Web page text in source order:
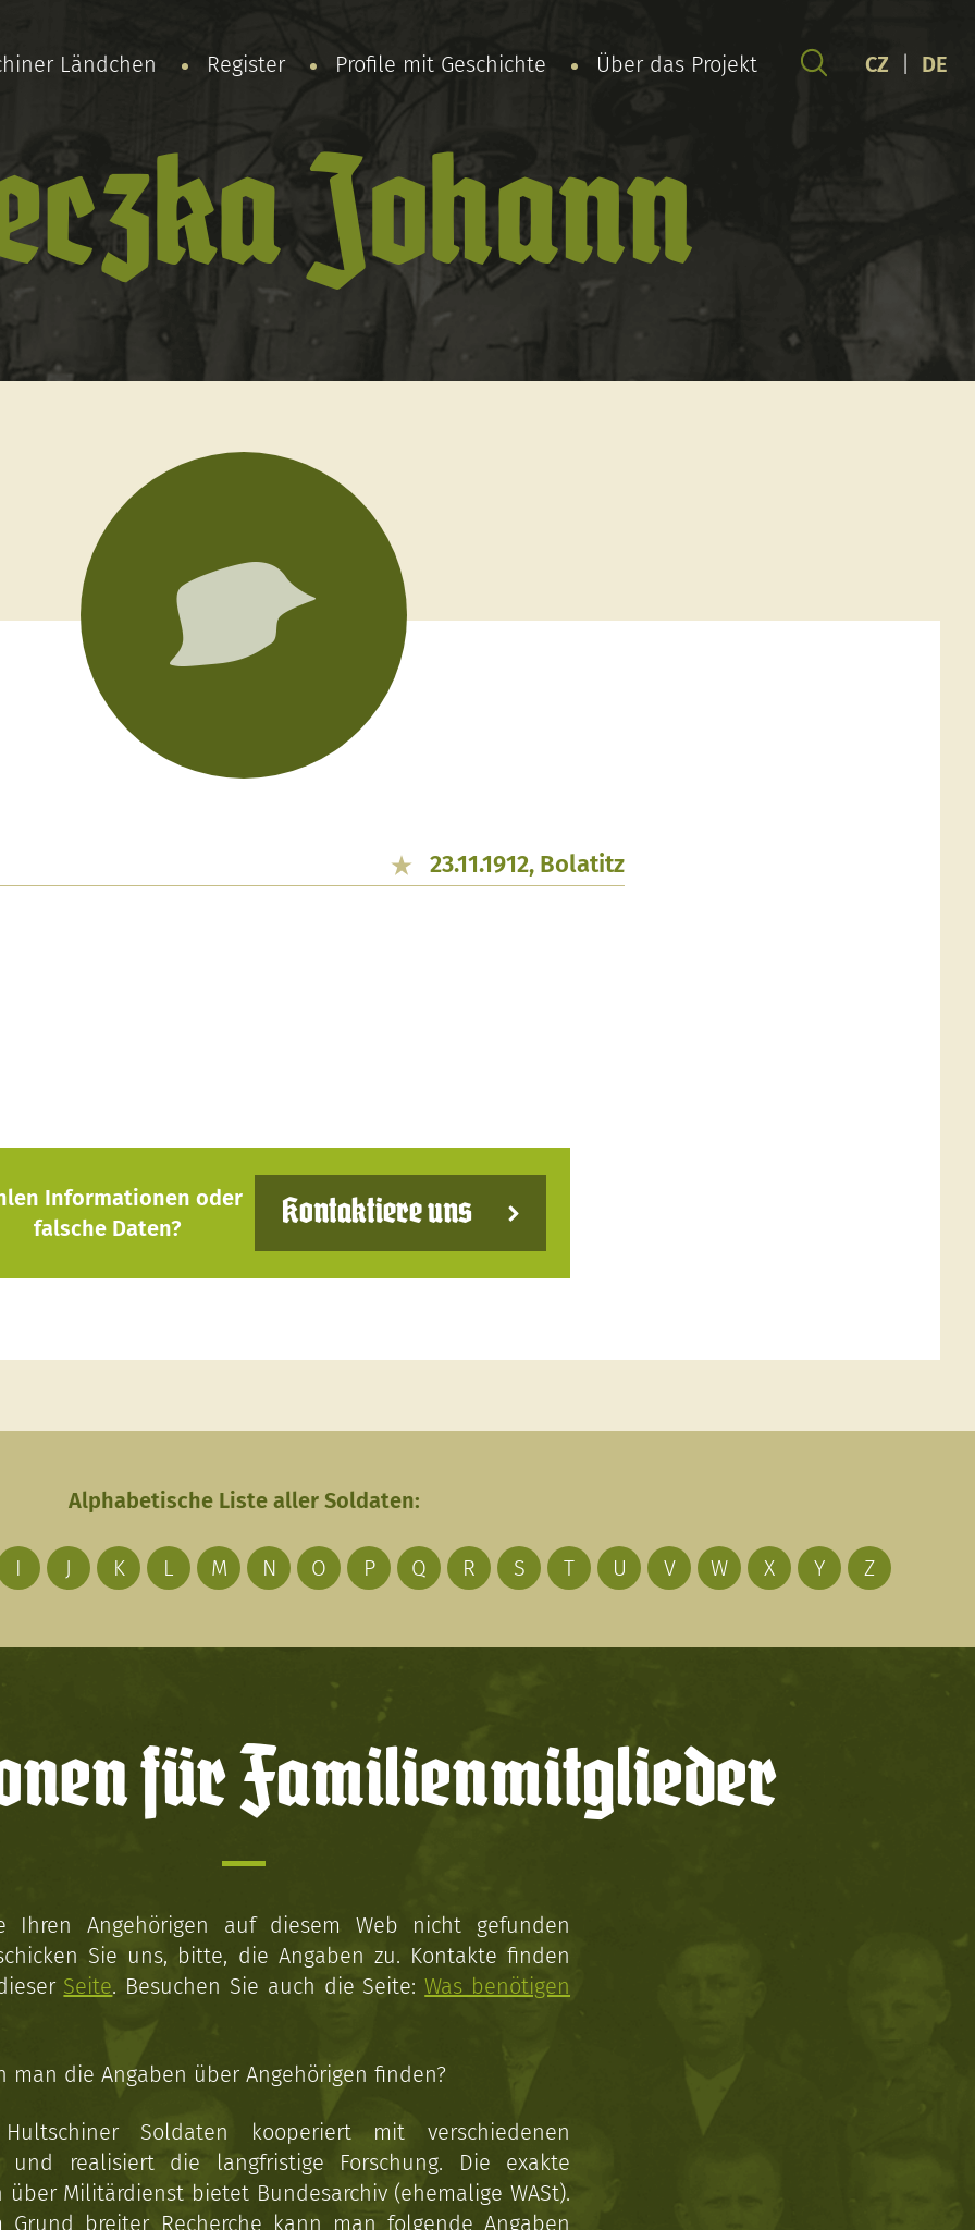
Ländchen Register Profile mit Geschichte Über das Projekt CZ DE
Johann
23.11.1912, Bolatitz
Informationen oder
falsche Daten?
Kontaktiere uns
Alphabetische Liste aller Soldaten:
I J K L M N O P Q R S T U V W X Y Z
für Familienmitglieder
Ihren Angehörigen auf diesem Web nicht gefunden
Sie uns, bitte, die Angaben zu. Kontakte finden
Seite. Besuchen Sie auch die Seite:Was benötigen
man die Angaben über Angehörigen finden?
Soldaten kooperiert mit verschiedenen
und realisiert die langfristige Forschung. Die exakte
über Militärdienst bietet Bundesarchiv (ehemalige WASt).
Grund breiter Recherche kann man folgende Angaben